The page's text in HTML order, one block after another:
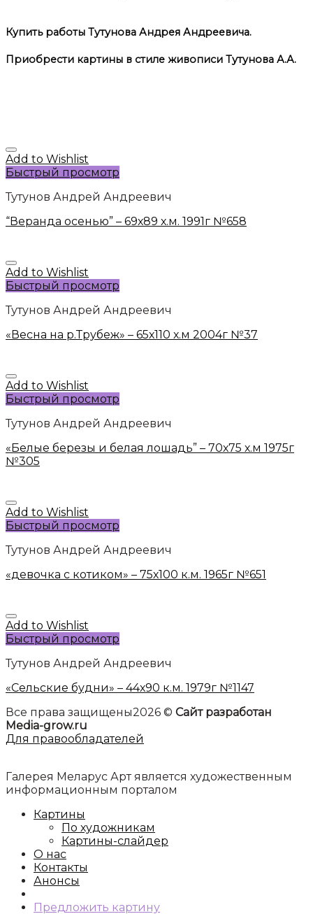
Купить работы Тутунова Андрея Андреевича.
Приобрести картины в стиле живописи Тутунова А.А.
Add to Wishlist
Быстрый просмотр
Тутунов Андрей Андреевич
“Веранда осенью” – 69х89 х.м. 1991г №658
Add to Wishlist
Быстрый просмотр
Тутунов Андрей Андреевич
«Весна на р.Трубеж» – 65х110 х.м 2004г №37
Add to Wishlist
Быстрый просмотр
Тутунов Андрей Андреевич
«Белые березы и белая лошадь” – 70х75 х.м 1975г
№305
Add to Wishlist
Быстрый просмотр
Тутунов Андрей Андреевич
«девочка с котиком» – 75х100 к.м. 1965г №651
Add to Wishlist
Быстрый просмотр
Тутунов Андрей Андреевич
«Сельские будни» – 44х90 к.м. 1979г №1147
Все права защищены2026 © Сайт разработан
Media-grow.ru
Для правообладателей
Галерея Меларус Арт является художественным
информационным порталом
Картины
По художникам
Картины-слайдер
О нас
Контакты
Анонсы
Предложить картину